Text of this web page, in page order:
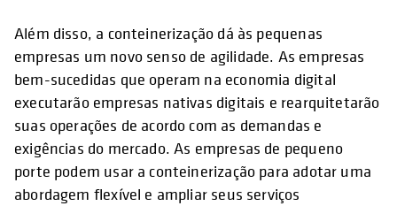
Além disso, a conteinerização dá às pequenas
empresas um novo senso de agilidade. As empresas
bem-sucedidas que operam na economia digital
executarão empresas nativas digitais e rearquitetarão
suas operações de acordo com as demandas e
exigências do mercado. As empresas de pequeno
porte podem usar a conteinerização para adotar uma
abordagem flexível e ampliar seus serviços